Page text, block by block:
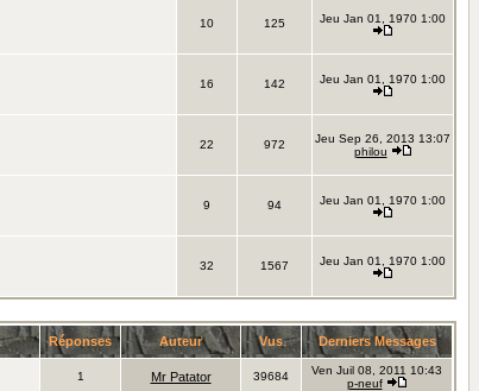
10 125 Jeu Jan 01, 1970 1:00
16 142 Jeu Jan 01, 1970 1:00
22 972
Jeu Sep 26, 2013 13:07
philou
9 94 Jeu Jan 01, 1970 1:00
32 1567 Jeu Jan 01, 1970 1:00
Réponses Auteur Vus Derniers Messages
1 Mr Patator 39684
Ven Juil 08, 2011 10:43
p-neuf